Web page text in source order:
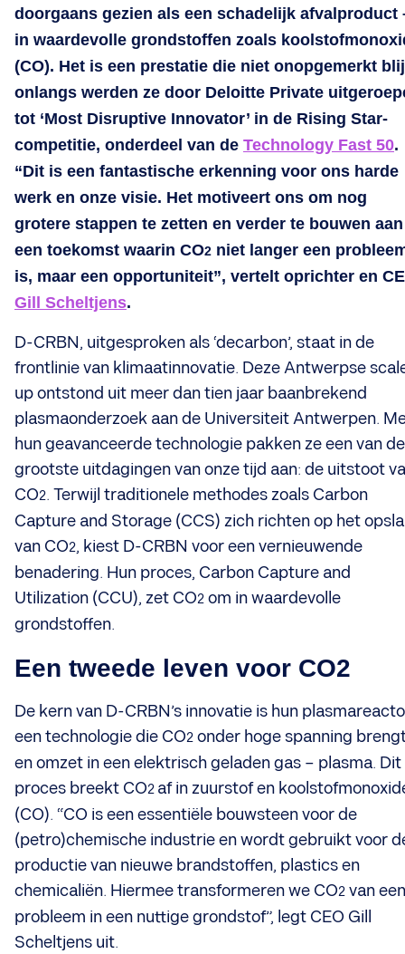
doorgaans gezien als een schadelijk afvalproduct
in waardevolle grondstoffen zoals
(CO). Het is een prestatie die niet onopgemerkt
onlangs werden ze door Deloitte Private
tot ‘Most Disruptive Innovator’ in de Rising Star-
competitie, onderdeel van de Technology Fast 50.
“Dit is een fantastische erkenning voor ons harde
werk en onze visie. Het motiveert ons om nog
grotere stappen te zetten en verder te bouwen aan
een toekomst waarin CO2 niet langer een
is, maar een opportuniteit”, vertelt oprichter en
Gill Scheltjens.
D-CRBN, uitgesproken als ‘decarbon’, staat in de
frontlinie van klimaatinnovatie. Deze Antwerpse
up ontstond uit meer dan tien jaar baanbrekend
plasmaonderzoek aan de Universiteit Antwerpen.
hun geavanceerde technologie pakken ze een van de
grootste uitdagingen van onze tijd aan: de uitstoot
CO2. Terwijl traditionele methodes zoals Carbon
Capture and Storage (CCS) zich richten op het
van CO2, kiest D-CRBN voor een vernieuwende
benadering. Hun proces, Carbon Capture and
Utilization (CCU), zet CO2 om in waardevolle
grondstoffen.
Een tweede leven voor CO2
De kern van D-CRBN’s innovatie is hun
een technologie die CO2 onder hoge spanning
en omzet in een elektrisch geladen gas – plasma. Dit
proces breekt CO2 af in zuurstof en
(CO). “CO is een essentiële bouwsteen voor de
(petro)chemische industrie en wordt gebruikt voor
productie van nieuwe brandstoffen, plastics en
chemicaliën. Hiermee transformeren we CO2 van een
probleem in een nuttige grondstof”, legt CEO Gill
Scheltjens uit.